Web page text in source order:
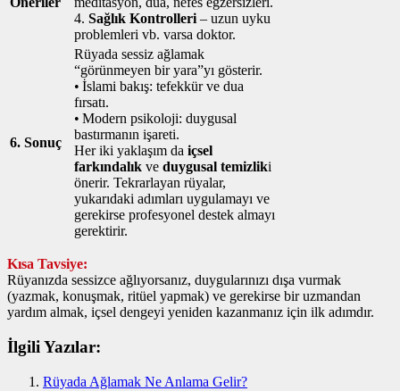
4. Sağlık Kontrolleri – uzun uyku
problemleri vb. varsa doktor.
6. Sonuç
Rüyada sessiz ağlamak
“görünmeyen bir yara”yı gösterir.
• İslami bakış: tefekkür ve dua
fırsatı.
• Modern psikoloji: duygusal
bastırmanın işareti.
Her iki yaklaşım da içsel
farkındalık ve duygusal temizliki
önerir. Tekrarlayan rüyalar,
yukarıdaki adımları uygulamayı ve
gerekirse profesyonel destek almayı
gerektirir.
Kısa Tavsiye:
Rüyanızda sessizce ağlıyorsanız, duygularınızı dışa vurmak
(yazmak, konuşmak, ritüel yapmak) ve gerekirse bir uzmandan
yardım almak, içsel dengeyi yeniden kazanmanız için ilk adımdır.
İlgili Yazılar:
Rüyada Ağlamak Ne Anlama Gelir?